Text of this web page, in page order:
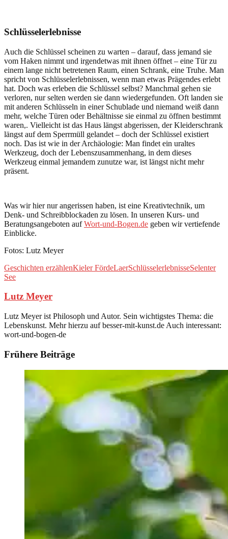
Schlüsselerlebnisse
Auch die Schlüssel scheinen zu warten – darauf, dass jemand sie
vom Haken nimmt und irgendetwas mit ihnen öffnet – eine Tür zu
einem lange nicht betretenen Raum, einen Schrank, eine Truhe. Man
spricht von Schlüsselerlebnissen, wenn man etwas Prägendes erlebt
hat. Doch was erleben die Schlüssel selbst? Manchmal gehen sie
verloren, nur selten werden sie dann wiedergefunden. Oft landen sie
mit anderen Schlüsseln in einer Schublade und niemand weiß dann
mehr, welche Türen oder Behältnisse sie einmal zu öffnen bestimmt
waren,. Vielleicht ist das Haus längst abgerissen, der Kleiderschrank
längst auf dem Sperrmüll gelandet – doch der Schlüssel existiert
noch. Das ist wie in der Archäologie: Man findet ein uraltes
Werkzeug, doch der Lebenszusammenhang, in dem dieses
Werkzeug einmal jemandem zunutze war, ist längst nicht mehr
präsent.
Was wir hier nur angerissen haben, ist eine Kreativtechnik, um
Denk- und Schreibblockaden zu lösen. In unseren Kurs- und
Beratungsangeboten aufWort-und-Bogen.de geben wir vertiefende
Einblicke.
Fotos: Lutz Meyer
Geschichten erzählenKieler FördeLaerSchlüsselerlebnisseSelenter
See
Lutz Meyer
Lutz Meyer ist Philosoph und Autor. Sein wichtigstes Thema: die
Lebenskunst. Mehr hierzu auf besser-mit-kunst.de Auch interessant:
wort-und-bogen-de
Frühere Beiträge